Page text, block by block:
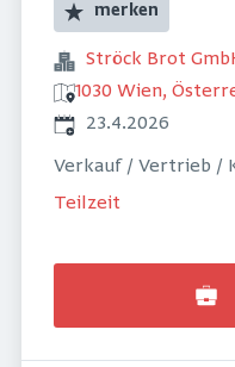
merken
Ströck Brot
1030 Wien,
Veröffentlicht
23.4.2026
Verkauf / Vertrieb /
Teilzeit